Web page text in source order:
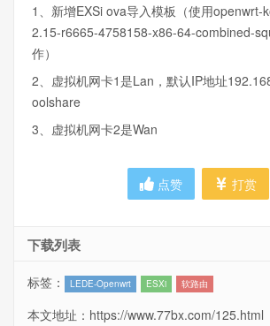
1、新增EXSi ova导入模板（使用openwrt-
2.15-r6665-4758158-x86-64-combined-
作）
2、虚拟机网卡1是Lan，默认IP地址
oolshare
3、虚拟机网卡2是Wan
点赞 打赏
下载列表
标签： LEDE-Openwrt ESXi 软路由
本文地址： https://www.77bx.com/125.html